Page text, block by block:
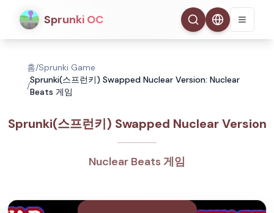
Sprunki OC
홈/Sprunki Game
/
Sprunki(스프런키) Swapped Nuclear Version: Nuclear
Beats 게임
Sprunki(스프런키) Swapped Nuclear Version
Nuclear Beats 게임